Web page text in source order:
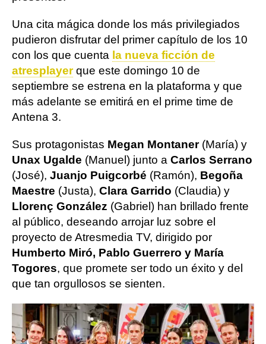
Una cita mágica donde los más privilegiados
pudieron disfrutar del primer capítulo de los 10
con los que cuenta la nueva ficción de
atresplayerque este domingo 10 de
septiembre se estrena en la plataforma y que
más adelante se emitirá en el prime time de
Antena 3.
Sus protagonistas Megan Montaner(María) y
Unax Ugalde (Manuel) junto a Carlos Serrano
(José), Juanjo Puigcorbé (Ramón), Begoña
Maestre (Justa), Clara Garrido (Claudia) y
Llorenç González (Gabriel) han brillado frente
al público, deseando arrojar luz sobre el
proyecto de Atresmedia TV, dirigido por
Humberto Miró, Pablo Guerrero y María
Togores, que promete ser todo un éxito y del
que tan orgullosos se sienten.